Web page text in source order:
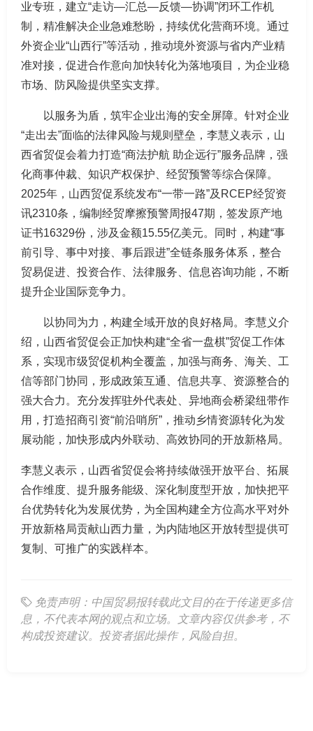
业专班，建立“走访—汇总—反馈—协调”闭环工作机
制，精准解决企业急难愁盼，持续优化营商环境。通过
外资企业“山西行”等活动，推动境外资源与省内产业精
准对接，促进合作意向加快转化为落地项目，为企业稳
市场、防风险提供坚实支撑。
以服务为盾，筑牢企业出海的安全屏障。针对企业
“走出去”面临的法律风险与规则壁垒，李慧义表示，山
西省贸促会着力打造“商法护航 助企远行”服务品牌，强
化商事仲裁、知识产权保护、经贸预警等综合保障。
2025年，山西贸促系统发布“一带一路”及RCEP经贸资
讯2310条，编制经贸摩擦预警周报47期，签发原产地
证书16329份，涉及金额15.55亿美元。同时，构建“事
前引导、事中对接、事后跟进”全链条服务体系，整合
贸易促进、投资合作、法律服务、信息咨询功能，不断
提升企业国际竞争力。
以协同为力，构建全域开放的良好格局。李慧义介
绍，山西省贸促会正加快构建“全省一盘棋”贸促工作体
系，实现市级贸促机构全覆盖，加强与商务、海关、工
信等部门协同，形成政策互通、信息共享、资源整合的
强大合力。充分发挥驻外代表处、异地商会桥梁纽带作
用，打造招商引资“前沿哨所”，推动乡情资源转化为发
展动能，加快形成内外联动、高效协同的开放新格局。
李慧义表示，山西省贸促会将持续做强开放平台、拓展
合作维度、提升服务能级、深化制度型开放，加快把平
台优势转化为发展优势，为全国构建全方位高水平对外
开放新格局贡献山西力量，为内陆地区开放转型提供可
复制、可推广的实践样本。
免责声明：中国贸易报转载此文目的在于传递更多信
息，不代表本网的观点和立场。文章内容仅供参考，不
构成投资建议。投资者据此操作，风险自担。